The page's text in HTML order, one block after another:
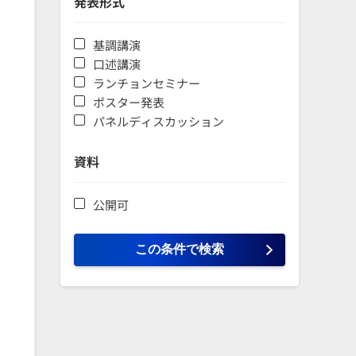
基調講演
口述講演
ランチョンセミナー
ポスター発表
パネルディスカッション
資料
公開可